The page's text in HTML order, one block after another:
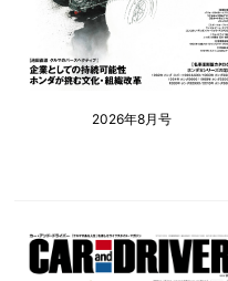
2026年8月号